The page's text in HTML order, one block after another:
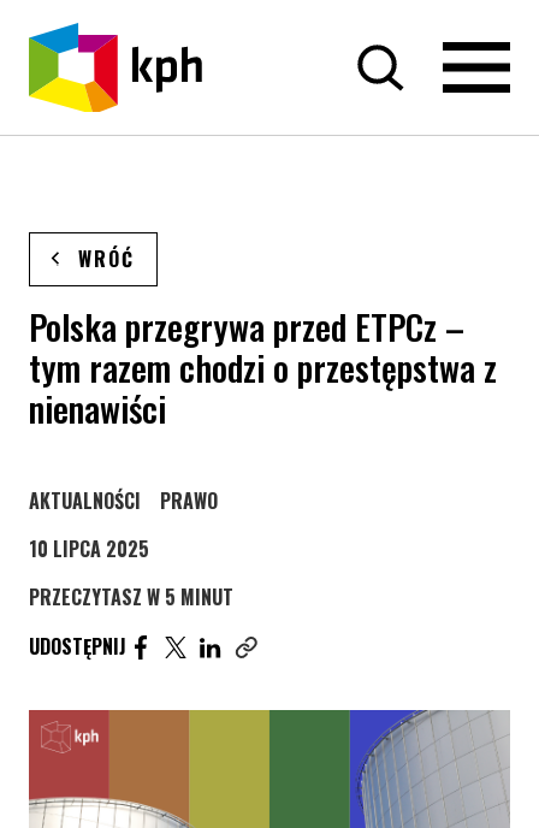
PRZEJDŹ DO TREŚCI
WRÓĆ
Polska przegrywa przed ETPCz –
tym razem chodzi o przestępstwa z
nienawiści
STRONA KATEGORII WPISÓW
AKTUALNOŚCI STRONA KATEGORII WPISÓW
PRAWO
10 LIPCA 2025
PRZECZYTASZ W 5 MINUT
UDOSTĘPNIJ
UDOSTĘPNIJ ARTYKUŁ NA FACEBOOK. STRONA
UDOSTĘPNIJ ARTYKUŁ NA TWITTER.
UDOSTĘPNIJ ARTYKUŁ NA LINKEDIN.